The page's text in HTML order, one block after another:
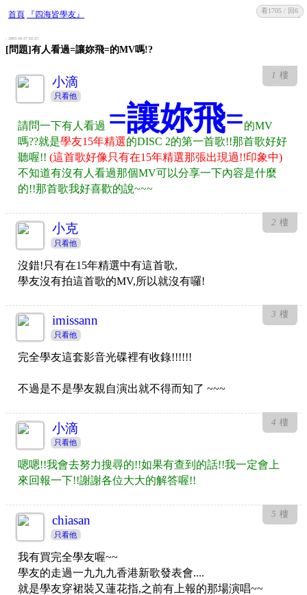
首頁 『四海皆學友』 收藏 回復
- 2003-10-27 02:25
[問題]有人看過=讓妳飛=的MV嗎!?
看1705 / 回6
1 樓
小滴
只看他
請問一下有人看過 =讓妳飛=的MV
嗎??就是學友15年精選的DISC 2的第一首歌!!那首歌好好
聽喔!! (這首歌好像只有在15年精選那張出現過!!印象中)
不知道有沒有人看過那個MV可以分享一下內容是什麼
的!!那首歌我好喜歡的說~~~
2 樓
小克
只看他
沒錯!只有在15年精選中有這首歌,
學友沒有拍這首歌的MV,所以就沒有囉!
3 樓
imissann
只看他
完全學友這套影音光碟裡有收錄!!!!!!
不過是不是學友親自演出就不得而知了 ~~~
4 樓
小滴
只看他
嗯嗯!!我會去努力搜尋的!!如果有查到的話!!我一定會上
來回報一下!!謝謝各位大大的解答喔!!
5 樓
chiasan
只看他
我有買完全學友喔~~
學友的走過一九九九香港新歌發表會....
就是學友穿裙裝又蓮花指,之前有上報的那場演唱~~